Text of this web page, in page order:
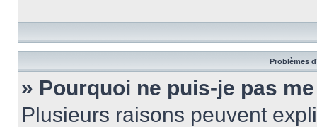
Problèmes
» Pourquoi ne puis-je pas
Plusieurs raisons peuvent